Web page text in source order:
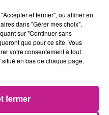
3 à 5 ans sur un poste
longue, possibilité de
emploi-interim-cdi/detail-
et fermer", ou affiner en
dans "Gérer mes choix".
sur "Continuer sans
que pour ce site. Vous
votre consentement à tout
en bas de chaque page.
fermer